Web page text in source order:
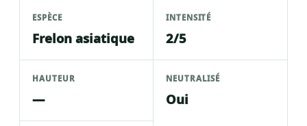
ESPÈCE
Frelon asiatique
INTENSITÉ
2/5
HAUTEUR
—
NEUTRALISÉ
Oui